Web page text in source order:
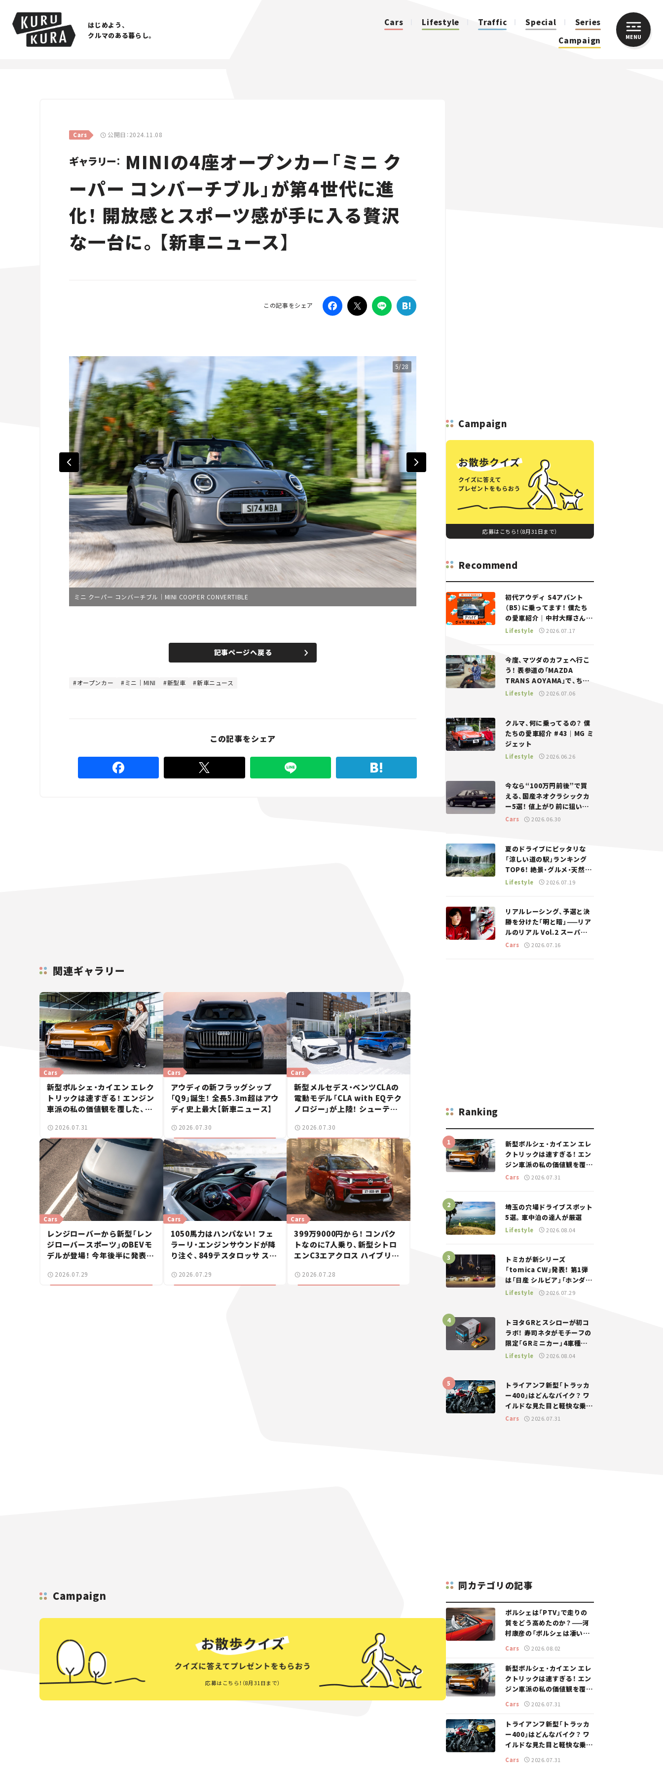
はじめよう、
クルマのある暮らし。
Cars Lifestyle Traffic Special
Series
Campaign
MENU
Cars 公開日：2024.11.08
ギャラリー： MINIの4座オープンカー「ミニ ク
ーパー コンバーチブル」が第4世代に進
化！ 開放感とスポーツ感が手に入る贅沢
な一台に。【新車ニュース】
この記事をシェア
5/28
ミニ クーパー コンバーチブル｜MINI COOPER CONVERTIBLE
記事ページへ戻る
オープンカー ミニ｜MINI 新型車 新車ニュース
この記事をシェア
関連ギャラリー
Cars
新型ポルシェ・カイエン エレク
トリックは速すぎる！ エンジン
車派の私の価値観を覆した、新
2026.07.31
Cars
アウディの新フラッグシップ
「Q9」誕生！ 全長5.3m超はアウ
ディ史上最大【新車ニュース】
2026.07.30
Cars
新型メルセデス・ベンツCLAの
電動モデル「CLA with EQテク
ノロジー」が上陸！ シューティ
ース】
2026.07.30
Cars
レンジローバーから新型「レン
ジローバースポーツ」のBEVモ
デルが登場！ 今年後半に発表へ
2026.07.29
Cars
1050馬力はハンパない！ フェ
ラーリ・エンジンサウンドが降
り注ぐ、849テスタロッサ スパ
2026.07.29
Cars
399万9000円から！ コンパク
トなのに7人乗り、新型シトロ
エンC3エアクロス ハイブリッ
2026.07.28
Campaign
応募はこちら！（8月31日まで）
Campaign
応募はこちら！（8月31日まで）
Recommend
初代アウディ S4アバント
（B5）に乗ってます！ 僕たち
の愛車紹介｜中村大輝さん
——瀬イオナと嶋田智之の
Lifestyle 2026.07.17
今度、マツダのカフェへ行こ
う！ 表参道の「MAZDA
TRANS AOYAMA」で、ちょ
っとひと息。——連載｜CCG
Lifestyle 2026.07.06
クルマ、何に乗ってるの？ 僕
たちの愛車紹介 #43｜MG ミ
ジェット
Lifestyle 2026.06.26
今なら“100万円前後”で買
える、国産ネオクラシックカ
ー5選！ 値上がり前に狙いた
い、中古車探しをお手伝い――ち
Cars 2026.06.30
夏のドライブにピッタリな
「涼しい道の駅」ランキング
TOP6！ 絶景・グルメ・天然ク
ーラーなど、避暑におすすめ
Lifestyle 2026.07.19
リアルレーシング、予選と決
勝を分けた「明と暗」——リア
ルのリアル Vol.2 スーパー
GT 2026開幕戦 岡山国際サ
Cars 2026.07.16
Ranking
新型ポルシェ・カイエン エレ
クトリックは速すぎる！ エン
ジン車派の私の価値観を覆し
た、新しいポルシェの走り。
Cars 2026.07.31
埼玉の穴場ドライブスポット
5選。車中泊の達人が厳選
Lifestyle 2026.08.04
トミカが新シリーズ
「tomica CW」発表！ 第1弾
は「日産 シルビア」「ホンダ
NSX」が登場。世界が注目す
Lifestyle 2026.07.29
トヨタGRとスシローが初コ
ラボ！ 寿司ネタがモチーフの
限定「GRミニカー」4車種が
登場。入手方法は？【クルマ
Lifestyle 2026.08.04
トライアンフ新型「トラッカ
ー400」はどんなバイク？ ワ
イルドな見た目と軽快な乗り
味を両立した400ccフラット
Cars 2026.07.31
同カテゴリの記事
ポルシェは「PTV」で走りの
質をどう高めたのか？——河
村康彦の「ポルシェは凄い！」
Cars 2026.08.02
新型ポルシェ・カイエン エレ
クトリックは速すぎる！ エン
ジン車派の私の価値観を覆し
た、新しいポルシェの走り。
Cars 2026.07.31
トライアンフ新型「トラッカ
ー400」はどんなバイク？ ワ
イルドな見た目と軽快な乗り
味を両立した400ccフラット
トラッカー【試乗レビュー】
Cars 2026.07.31
CLOSE
Traffic
Special
Series